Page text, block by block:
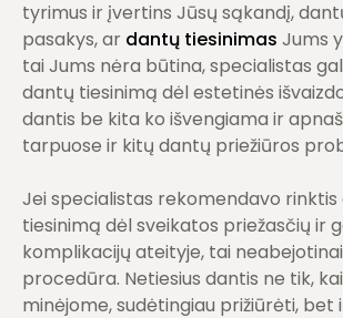
tyrimus ir įvertins Jūsų sąkandį,
pasakys, ar dantų tiesinimas Jums
tai Jums nėra būtina, specialistas
dantų tiesinimą dėl estetinės
dantis be kita ko išvengiama ir
tarpuose ir kitų dantų priežiūros
Jei specialistas rekomendavo
tiesinimą dėl sveikatos priežasčių ir
komplikacijų ateityje, tai
procedūra. Netiesius dantis ne tik,
minėjome, sudėtingiau prižiūrėti, bet